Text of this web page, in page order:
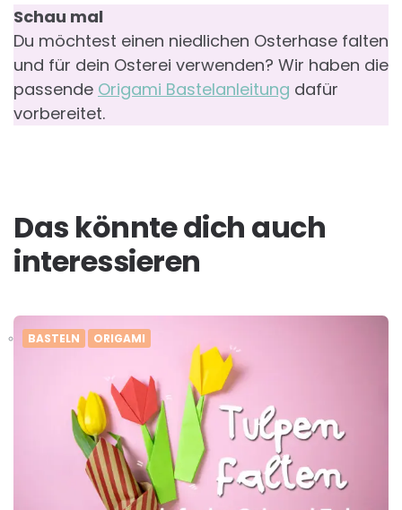
Schau mal
Du möchtest einen niedlichen Osterhase falten
und für dein Osterei verwenden? Wir haben die
passende Origami Bastelanleitung dafür
vorbereitet.
Das könnte dich auch
interessieren
BASTELN ORIGAMI